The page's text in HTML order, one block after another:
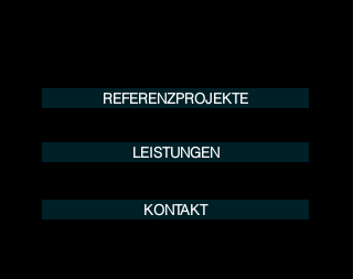
REFERENZPROJEKTE
LEISTUNGEN
KONTAKT